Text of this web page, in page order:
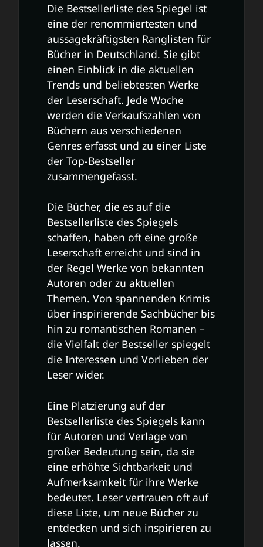
Die Bestsellerliste des Spiegel ist
eine der renommiertesten und
aussagekräftigsten Ranglisten für
Bücher in Deutschland. Sie gibt
einen Einblick in die aktuellen
Trends und beliebtesten Werke
der Leserschaft. Jede Woche
werden die Verkaufszahlen von
Büchern aus verschiedenen
Genres erfasst und zu einer Liste
der Top-Bestseller
zusammengefasst.
Die Bücher, die es auf die
Bestsellerliste des Spiegels
schaffen, haben oft eine große
Leserschaft erreicht und sind in
der Regel Werke von bekannten
Autoren oder zu aktuellen
Themen. Von spannenden Krimis
über inspirierende Sachbücher bis
hin zu romantischen Romanen –
die Vielfalt der Bestseller spiegelt
die Interessen und Vorlieben der
Leser wider.
Eine Platzierung auf der
Bestsellerliste des Spiegels kann
für Autoren und Verlage von
großer Bedeutung sein, da sie
eine erhöhte Sichtbarkeit und
Aufmerksamkeit für ihre Werke
bedeutet. Leser vertrauen oft auf
diese Liste, um neue Bücher zu
entdecken und sich inspirieren zu
lassen.